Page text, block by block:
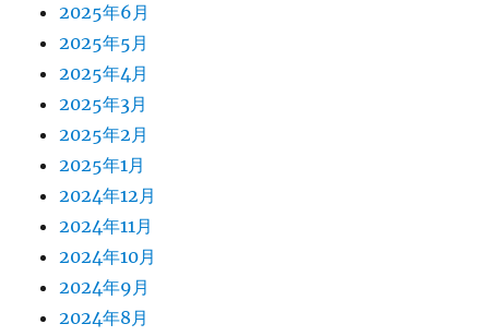
2025年6月
2025年5月
2025年4月
2025年3月
2025年2月
2025年1月
2024年12月
2024年11月
2024年10月
2024年9月
2024年8月